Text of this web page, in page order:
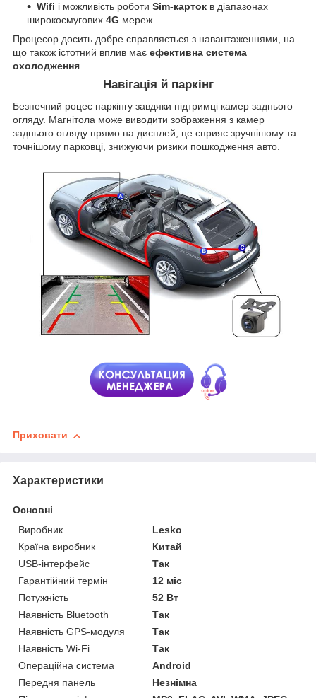
Wifi і можливість роботи Sim-карток в діапазонах
широкосмугових 4G мереж.
Процесор досить добре справляється з навантаженнями, на
що також істотний вплив має ефективна система
охолодження.
Навігація й паркінг
Безпечний роцес паркінгу завдяки підтримці камер заднього
огляду. Магнітола може виводити зображення з камер
заднього огляду прямо на дисплей, це сприяє зручнішому та
точнішому парковці, знижуючи ризики пошкодження авто.
Приховати
Характеристики
Основні
Виробник
Lesko
Країна виробник
Китай
USB-інтерфейс
Так
Гарантійний термін
12 міс
Потужність
52 Вт
Наявність Bluetooth
Так
Наявність GPS-модуля
Так
Наявність Wi-Fi
Так
Операційна система
Android
Передня панель
Незнімна